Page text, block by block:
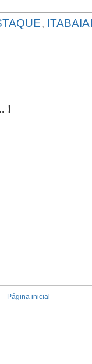
,
!
Página inicial